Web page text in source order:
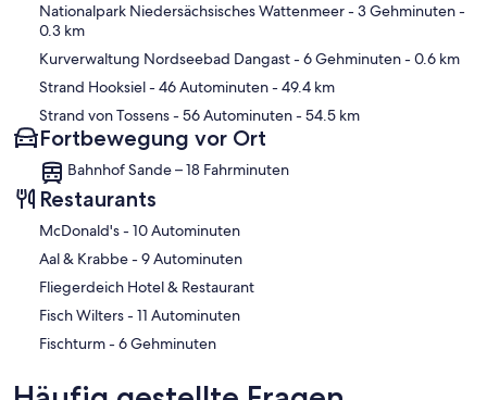
Nationalpark Niedersächsisches Wattenmeer- 3 Gehminuten-
0.3 km
Kurverwaltung Nordseebad Dangast- 6 Gehminuten- 0.6 km
Strand Hooksiel- 46 Autominuten- 49.4 km
Strand von Tossens- 56 Autominuten- 54.5 km
Fortbewegung vor Ort
Bahnhof Sande – 18 Fahrminuten
Restaurants
‪McDonald's - ‬10 Autominuten
‪Aal & Krabbe - ‬9 Autominuten
Fliegerdeich Hotel & Restaurant
‪Fisch Wilters - ‬11 Autominuten
‪Fischturm - ‬6 Gehminuten